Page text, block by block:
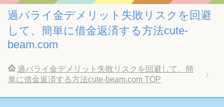
過バライ金デメリット失敗リスクを回避
して、簡単に借金返済する方法cute-
beam.com
過バライ金デメリット失敗リスクを回避して、簡
単に借金返済する方法cute-beam.com TOP